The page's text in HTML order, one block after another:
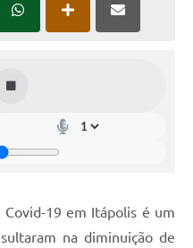
Covid-19 em Itápolis é um
na diminuição de